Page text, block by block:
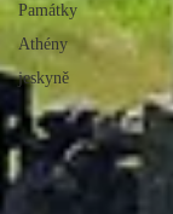
Památky
Athény
jeskyně